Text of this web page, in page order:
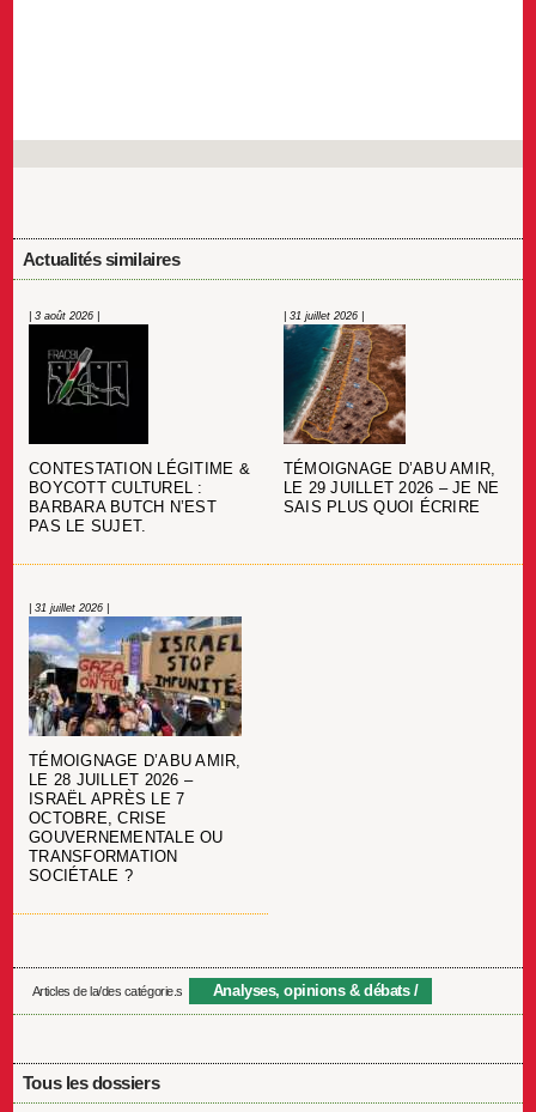
Actualités similaires
| 3 août 2026 |
CONTESTATION LÉGITIME &
BOYCOTT CULTUREL :
BARBARA BUTCH N’EST
PAS LE SUJET.
| 31 juillet 2026 |
TÉMOIGNAGE D’ABU AMIR,
LE 29 JUILLET 2026 – JE NE
SAIS PLUS QUOI ÉCRIRE
| 31 juillet 2026 |
TÉMOIGNAGE D’ABU AMIR,
LE 28 JUILLET 2026 –
ISRAËL APRÈS LE 7
OCTOBRE, CRISE
GOUVERNEMENTALE OU
TRANSFORMATION
SOCIÉTALE ?
Articles de la/des catégorie.s Analyses, opinions & débats
Tous les dossiers